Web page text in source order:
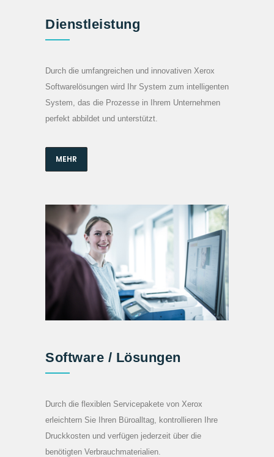
Dienstleistung
Durch die umfangreichen und innovativen Xerox
Softwarelösungen wird Ihr System zum intelligenten
System, das die Prozesse in Ihrem Unternehmen
perfekt abbildet und unterstützt.
MEHR
Software / Lösungen
Durch die flexiblen Servicepakete von Xerox
erleichtern Sie Ihren Büroalltag, kontrollieren Ihre
Druckkosten und verfügen jederzeit über die
benötigten Verbrauchmaterialien.